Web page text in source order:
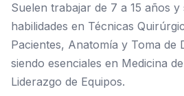
Suelen trabajar de 7 a 15 años
habilidades en Técnicas
Pacientes, Anatomía y Toma de
siendo esenciales en Medicina
Liderazgo de Equipos.